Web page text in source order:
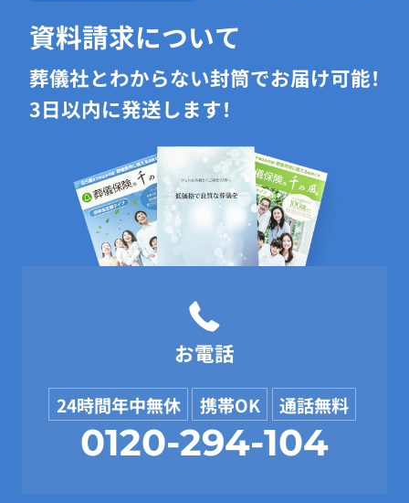
資料請求について
葬儀社とわからない封筒でお届け可能！
3日以内に発送します！
お電話
24時間年中無休 携帯OK 通話無料
0120-294-104